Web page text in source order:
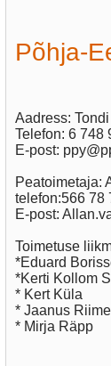
Põhja-
Aadress:
Telefon: 6 748
E-post:
Peatoimetaja:
telefon:566 78
E-post:
Toimetuse
*Eduard
*Kerti Kollom
* Kert Küla
* Jaanus
* Mirja Räpp